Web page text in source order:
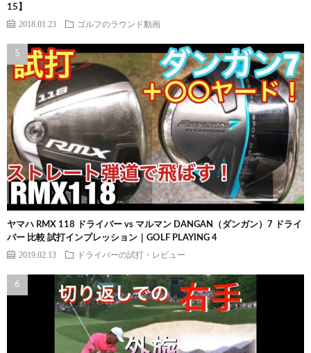
15】
2018.01.23 ゴルフのラウンド動画
ヤマハ RMX 118 ドライバー vs マルマン DANGAN（ダンガン）7 ドライ
バー 比較 試打インプレッション｜GOLF PLAYING 4
2019.02.13 ドライバーの試打・レビュー